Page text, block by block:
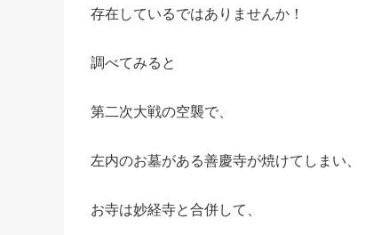
存在しているではありませんか！
調べてみると
第二次大戦の空襲で、
左内のお墓がある善慶寺が焼けてしまい、
お寺は妙経寺と合併して、